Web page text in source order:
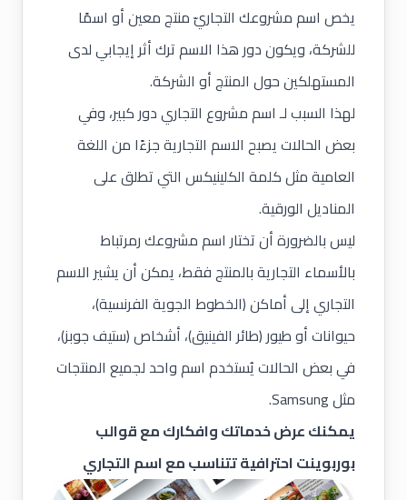
يخص اسم مشروعك التجاريّ منتج معين أو اسمًا
للشركة، ويكون دور هذا الاسم ترك أثر إيجابي لدى
المستهلكين حول المنتج أو الشركة.
لهذا السبب لـ اسم مشروع التجاري دور كبير، وفي
بعض الحالات يصبح الاسم التجارية جزءًا من اللغة
العامية مثل كلمة الكلينيكس التي تطلق على
المناديل الورقية.
ليس بالضرورة أن تختار اسم مشروعك رمرتباط
بالأسماء التجارية بالمنتج فقط، يمكن أن يشير الاسم
التجاري إلى أماكن (الخطوط الجوية الفرنسية)،
حيوانات أو طيور (طائر الفينيق)، أشخاص (ستيف جوبز)،
في بعض الحالات يُستخدم اسم واحد لجميع المنتجات
مثلSamsung
.
يمكنك عرض خدماتك وافكارك معقوالب
بوربوينت احترافيةتتناسب مع اسم التجاري